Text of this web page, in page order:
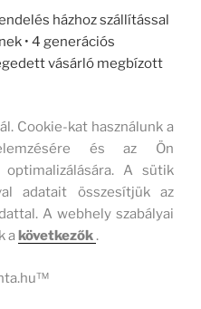
házhoz szállítással
• 4 generációs
vásárló megbízott
Cookie-kat használunk a
és az Ön
A sütik
adatait összesítjük az
A webhely szabályai
a következők.